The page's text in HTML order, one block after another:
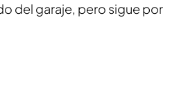
del garaje, pero sigue por